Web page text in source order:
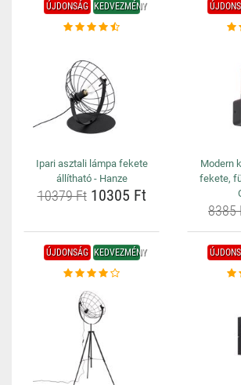
ÚJDONSÁG KEDVEZMÉNY
Ipari asztali lámpa fekete
állítható - Hanze
10379 Ft10305 Ft
Modern
fekete,
8385
ÚJDONSÁG KEDVEZMÉNY